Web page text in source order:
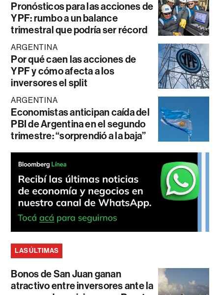
Pronósticos para las acciones de
YPF: rumbo a un balance
trimestral que podría ser récord
ARGENTINA
Por qué caen las acciones de
YPF y cómo afecta a los
inversores el split
ARGENTINA
Economistas anticipan caída del
PBI de Argentina en el segundo
trimestre: “sorprendió a la baja”
LAS ÚLTIMAS
Bonos de San Juan ganan
atractivo entre inversores ante la